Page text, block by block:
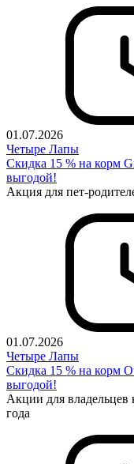
01.07.2026
Четыре Лапы
Скидка 15 % на корм
выгодой!
Акция для пет-
01.07.2026
Четыре Лапы
Cкидка 15 % на корм
выгодой!
Акции для владельцев
года